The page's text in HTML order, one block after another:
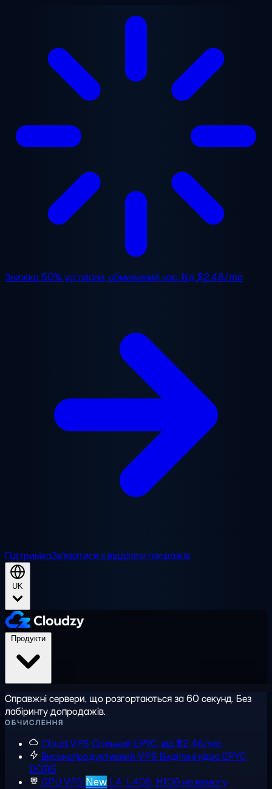
Знижка 50% усі плани, обмежений час. Від$2.48/mo
ПідтримкаЗв'язатися з відділом продажів
UK
Справжні сервери, що розгортаються за 60 секунд. Без
лабіринту допродажів.
ОБЧИСЛЕННЯ
Cloud VPS Спільний EPYC, від $2,48/міс
Високопродуктивний VPS Виділені ядра EPYC,
DDR5
GPU VPS New L4, L40S, H100 на вимогу